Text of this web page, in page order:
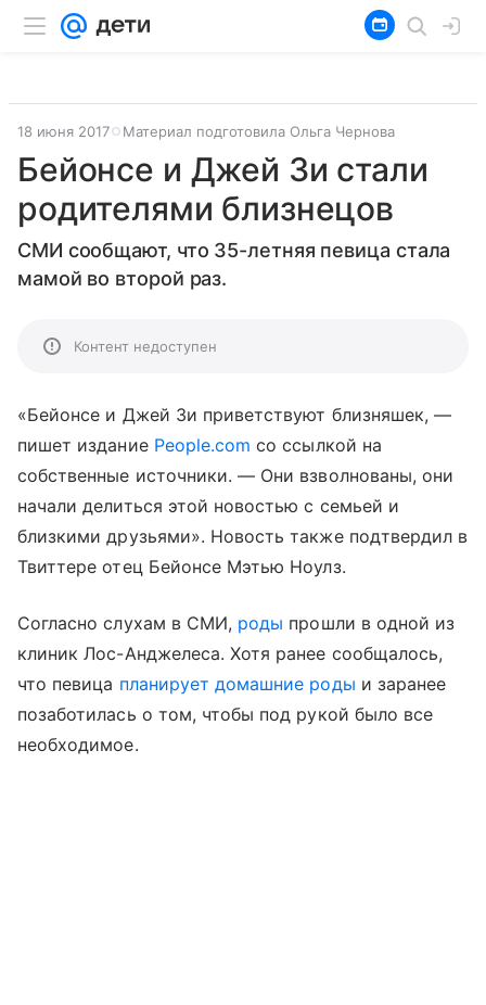
18 июня 2017 Материал подготовила Ольга Чернова
Бейонсе и Джей Зи стали
родителями близнецов
СМИ сообщают, что 35-летняя певица стала
мамой во второй раз.
Контент недоступен
«Бейонсе и Джей Зи приветствуют близняшек, —
пишет издание People.com со ссылкой на
собственные источники. — Они взволнованы, они
начали делиться этой новостью с семьей и
близкими друзьями». Новость также подтвердил в
Твиттере отец Бейонсе Мэтью Ноулз.
Согласно слухам в СМИ, роды прошли в одной из
клиник Лос-Анджелеса. Хотя ранее сообщалось,
что певица планирует домашние роды и заранее
позаботилась о том, чтобы под рукой было все
необходимое.